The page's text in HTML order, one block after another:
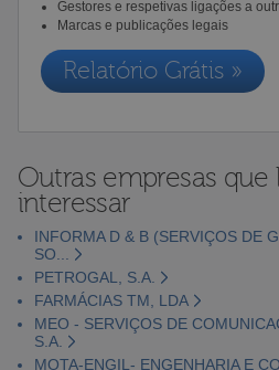
Gestores e respetivas ligações a
Marcas e publicações legais
Relatório Grátis »
Outras empresas
interessar
INFORMA D & B (SERVIÇOS DE
SO...
PETROGAL, S.A.
FARMÁCIAS TM, LDA
MEO - SERVIÇOS DE
S.A.
MOTA-ENGIL- ENGENHARIA E